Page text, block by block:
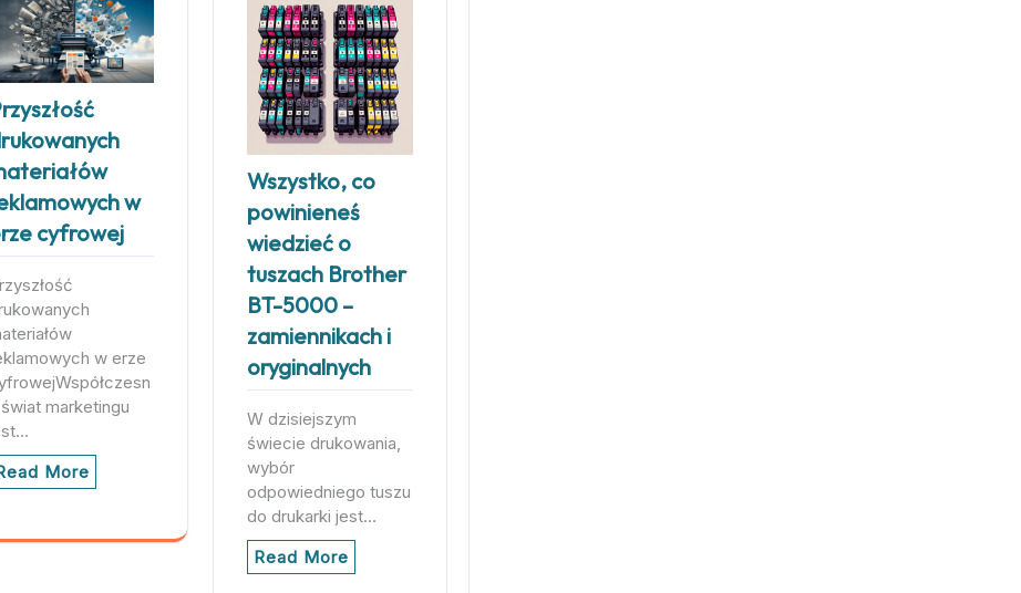
w
cyfrowej
w erze
marketingu
More
Wszystko, co
powinieneś
wiedzieć o
tuszach Brother
BT-5000 –
zamiennikach i
oryginalnych
W dzisiejszym
świecie drukowania,
wybór
odpowiedniego tuszu
do drukarki jest…
Read More